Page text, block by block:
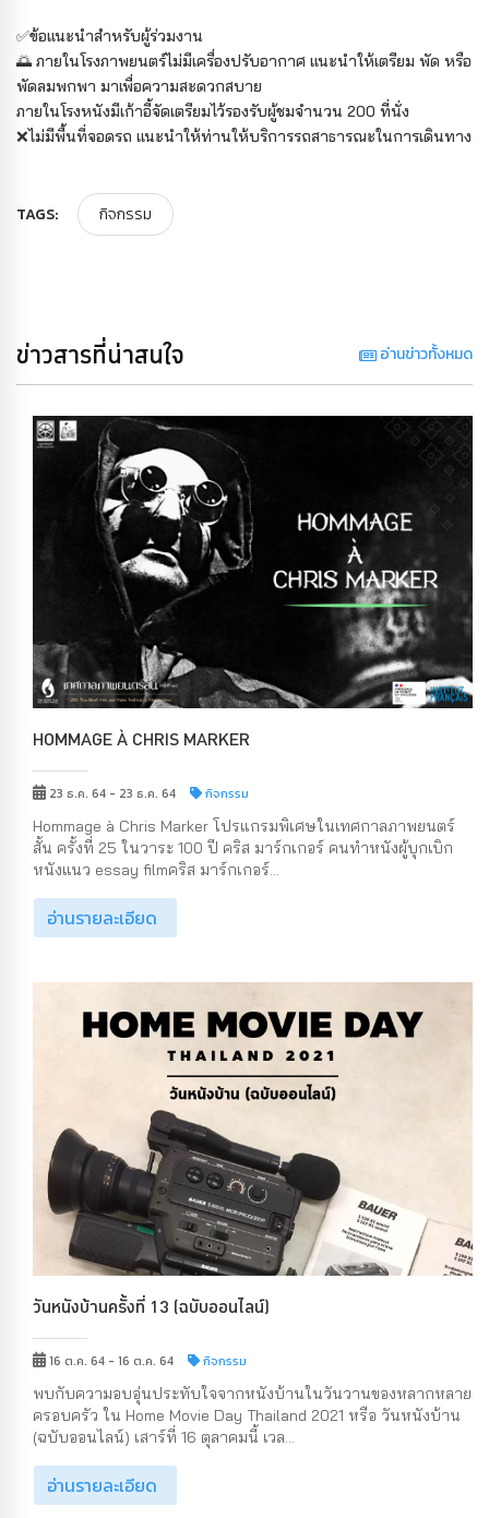
✅ข้อแนะนำสำหรับผู้ร่วมงาน
🌅 ภายในโรงภาพยนตร์ไม่มีเครื่องปรับอากาศ แนะนำให้เตรียม พัด หรือ
พัดลมพกพา มาเพื่อความสะดวกสบาย
ภายในโรงหนังมีเก้าอี้จัดเตรียมไว้รองรับผู้ชมจำนวน 200 ที่นั่ง
❌ไม่มีพื้นที่จอดรถ แนะนำให้ท่านให้บริการรถสาธารณะในการเดินทาง
TAGS: กิจกรรม
ข่าวสารที่น่าสนใจ อ่านข่าวทั้งหมด
HOMMAGE À CHRIS MARKER
23 ธ.ค. 64 - 23 ธ.ค. 64 กิจกรรม
Hommage à Chris Marker โปรแกรมพิเศษในเทศกาลภาพยนตร์
สั้น ครั้งที่ 25 ในวาระ 100 ปี คริส มาร์กเกอร์ คนทำหนังผู้บุกเบิก
หนังแนว essay filmคริส มาร์กเกอร์...
อ่านรายละเอียด
วันหนังบ้านครั้งที่ 13 (ฉบับออนไลน์)
16 ต.ค. 64 - 16 ต.ค. 64 กิจกรรม
พบกับความอบอุ่นประทับใจจากหนังบ้านในวันวานของหลากหลาย
ครอบครัว ใน Home Movie Day Thailand 2021 หรือ วันหนังบ้าน
(ฉบับออนไลน์) เสาร์ที่ 16 ตุลาคมนี้ เวล...
อ่านรายละเอียด